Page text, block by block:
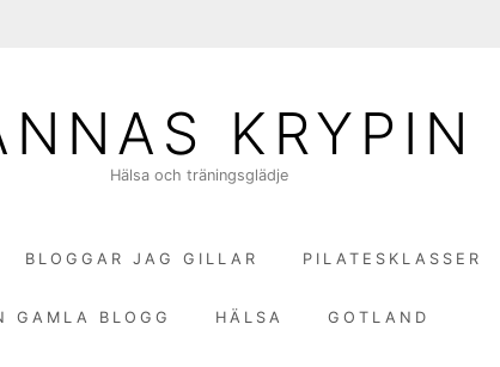
KRYPIN
Hälsa och träningsglädje
BLOGGAR JAG GILLAR PILATESKLASSER
GAMLA BLOGG HÄLSA GOTLAND